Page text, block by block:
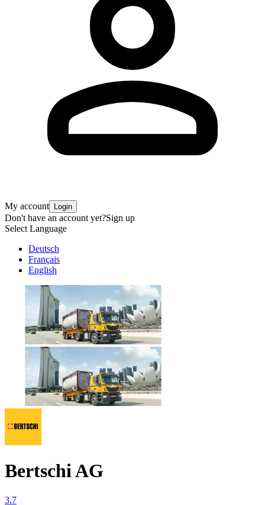
My account Login
Don't have an account yet?Sign up
Select Language
Deutsch
Français
English
Bertschi AG
3.7